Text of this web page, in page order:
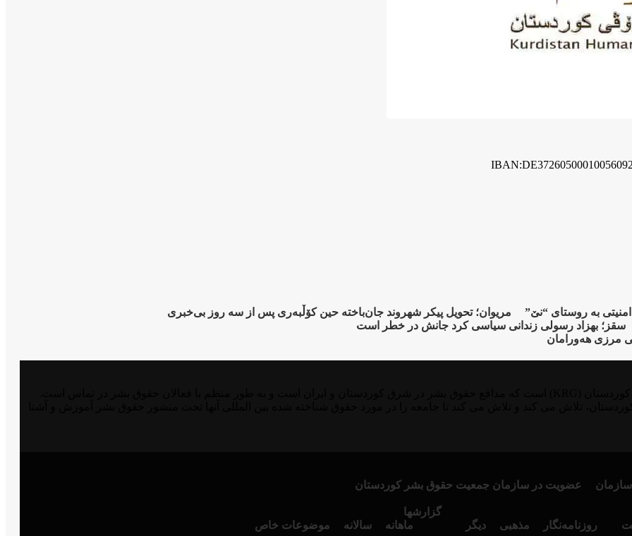
مریوان؛ تحویل پیکر شهروند جان‌باخته حین کۆڵبەری پس از سە روز بی‌خبری
سقز؛ بهزاد رسولی زندانی سیاسی کرد جانش در خطر است
مرزی هەورامان
عضویت در سازمان جمعیت حقوق بشر کوردستان
روزنامەنگار مذهبی دیگر
گزارشها
ماهانە
سالانە
موضوعات خاص